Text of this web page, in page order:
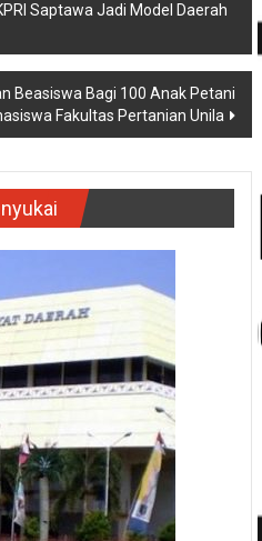
Saptawa Jadi Model Daerah
Beasiswa Bagi 100 Anak Petani
Fakultas Pertanian Unila